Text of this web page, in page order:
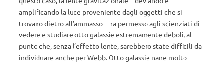
amplificando la luce proveniente dagli oggetti che si
trovano dietro all’ammasso – ha permesso agli scienziati di
vedere e studiare otto galassie estremamente deboli, al
punto che, senza l’effetto lente, sarebbero state difficili da
individuare anche per Webb. Otto galassie nane molto